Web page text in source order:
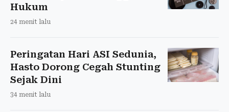
Hukum
24 menit lalu
Peringatan Hari ASI Sedunia,
Hasto Dorong Cegah Stunting
Sejak Dini
34 menit lalu